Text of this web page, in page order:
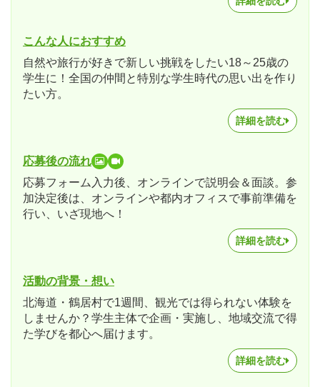
こんな人におすすめ
自然や旅行が好きで新しい挑戦をしたい18～25歳の
学生に！全国の仲間と特別な学生時代の思い出を作り
たい方。
詳細を読む
応募後の流れ
応募フォーム入力後、オンラインで説明会＆面談。参
加決定後は、オンラインや都内オフィスで事前準備を
行い、いざ現地へ！
詳細を読む
活動の背景・想い
北海道・鶴居村で1週間、観光では得られない体験を
しませんか？学生主体で企画・実施し、地域交流で得
た学びを都心へ届けます。
詳細を読む